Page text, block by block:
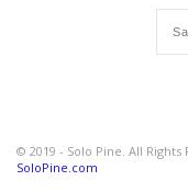
© 2019 - Solo Pine. All
SoloPine.com